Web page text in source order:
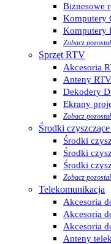
Biznesowe
Komputery
Komputery
Zobacz
Sprzęt RTV
Akcesoria
Anteny RTV
Dekodery
Ekrany
Zobacz
Środki
Środki
Środki
Środki
Zobacz
Telekomunikacja
Akcesoria
Akcesoria
Akcesoria
Anteny